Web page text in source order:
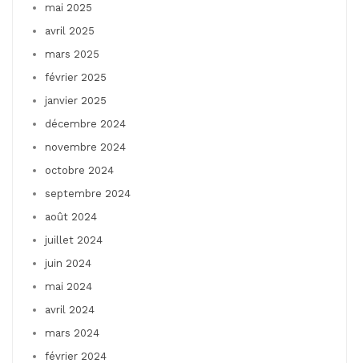
mai 2025
avril 2025
mars 2025
février 2025
janvier 2025
décembre 2024
novembre 2024
octobre 2024
septembre 2024
août 2024
juillet 2024
juin 2024
mai 2024
avril 2024
mars 2024
février 2024